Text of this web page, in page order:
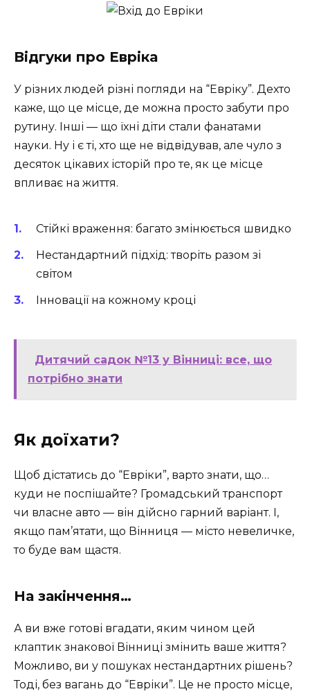
Відгуки про Евріка
У різних людей різні погляди на “Евріку”. Дехто
каже, що це місце, де можна просто забути про
рутину. Інші — що їхні діти стали фанатами
науки. Ну і є ті, хто ще не відвідував, але чуло з
десяток цікавих історій про те, як це місце
впливає на життя.
Стійкі враження: багато змінюється швидко
Нестандартний підхід: творіть разом зі
світом
Інновації на кожному кроці
Дитячий садок №13 у Вінниці: все, що
потрібно знати
Як доїхати?
Щоб дістатись до “Евріки”, варто знати, що…
куди не поспішайте? Громадський транспорт
чи власне авто — він дійсно гарний варіант. І,
якщо пам’ятати, що Вінниця — місто невеличке,
то буде вам щастя.
На закінчення…
А ви вже готові вгадати, яким чином цей
клаптик знакової Вінниці змінить ваше життя?
Можливо, ви у пошуках нестандартних рішень?
Тоді, без вагань до “Евріки”. Це не просто місце,